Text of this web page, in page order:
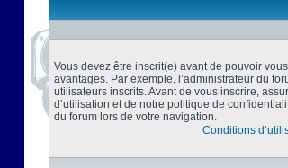
Vous devez être inscrit(e) avant de pouvoir
avantages. Par exemple, l’administrateur du
utilisateurs inscrits. Avant de vous inscrire,
d’utilisation et de notre politique de
du forum lors de votre navigation.
Conditions